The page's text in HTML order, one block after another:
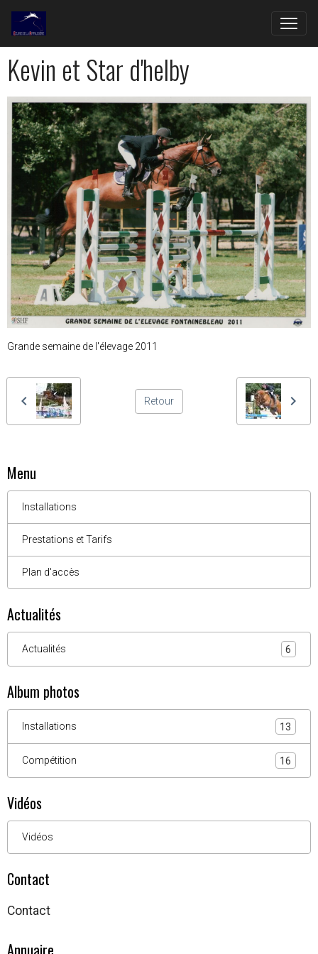
Kevin et Star d'helby
Grande semaine de l'élevage 2011
Retour
Menu
Installations
Prestations et Tarifs
Plan d'accès
Actualités
Actualités 6
Album photos
Installations 13
Compétition 16
Vidéos
Vidéos
Contact
Contact